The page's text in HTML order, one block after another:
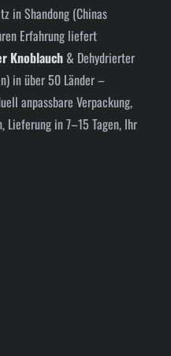
in Shandong (Chinas
Erfahrung liefert
Knoblauch & Dehydrierter
in über 50 Länder –
anpassbare Verpackung,
Lieferung in 7–15 Tagen, Ihr